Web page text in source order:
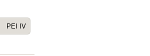
PEI IV